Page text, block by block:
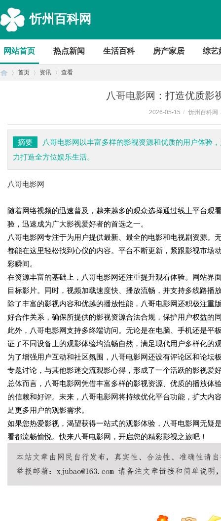
忻州百科网
网站首页 热点新闻 生活百科 房产家居 综艺
首页 资讯 查看
八哥电影网：打造优质影
2026-05-15 / 忻州百科网
摘要
八哥电影网以丰富多样的影视资源和优质的用户体验
力打造全方位娱乐生活。
八哥电影网
随着网络视频的迅速普及，越来越多的观众选择通过线上平台观
验，迅速成为广大影视爱好者的首选之一。
八哥电影网专注于为用户提供最新、最全的电影和电视剧资源
都能在这里轻松找到心仪的内容。平台不断更新，紧跟影视市场
彩瞬间。
在资源丰富的基础上，八哥电影网还注重提升观看体验。网站界
目标影片。同时，视频加载速度快、播放流畅，并支持多线路播
除了丰富的影视内容和优越的播放性能，八哥电影网还积极注
好合作关系，确保所提供的影视资源合法合规，保护用户权益的
此外，八哥电影网支持多终端访问。无论是在电脑、手机还是
证了不同设备上的观影体验均流畅自然，满足现代用户多样化的
为了增强用户互动和社区氛围，八哥电影网还设有评论区和论
专题讨论，与其他影迷交流观影心得，形成了一个活跃的影视爱
总体而言，八哥电影网凭借丰富多样的影视资源、优质的播放
的信赖和好评。未来，八哥电影网将持续优化平台功能，扩大
足更多用户的观影需求。
如果您热爱影视，渴望获得一站式的观影体验，八哥电影网无疑
看都流畅愉悦。快来八哥电影网，开启您的精彩影视之旅吧！